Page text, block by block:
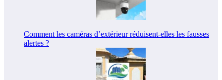
Comment les caméras d’extérieur réduisent-elles les fausses
alertes ?